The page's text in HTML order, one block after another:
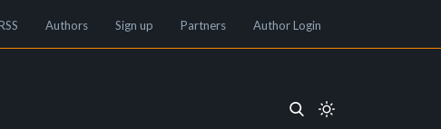
Authors Sign up Partners Author Login